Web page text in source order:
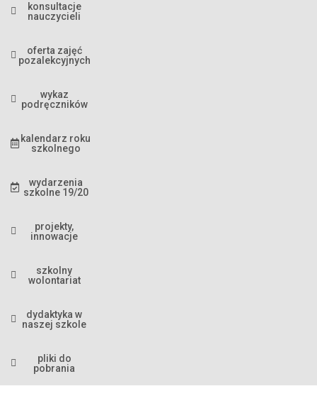
konsultacje
nauczycieli
oferta zajęć
pozalekcyjnych
wykaz
podręczników
kalendarz roku
szkolnego
wydarzenia
szkolne 19/20
projekty,
innowacje
szkolny
wolontariat
dydaktyka w
naszej szkole
pliki do
pobrania